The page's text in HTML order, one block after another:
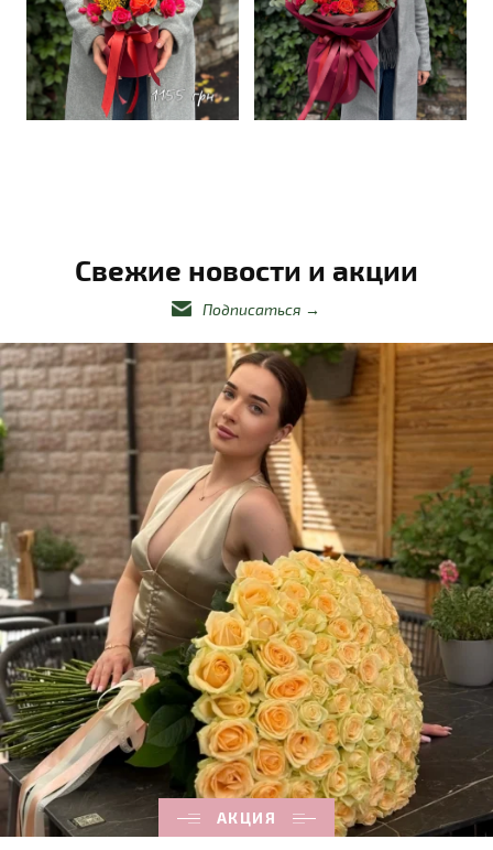
Свежие новости и акции
Подписаться →
АКЦИЯ